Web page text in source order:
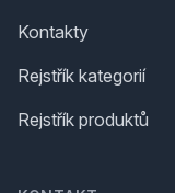
Kontakty
Rejstřík kategorií
Rejstřík produktů